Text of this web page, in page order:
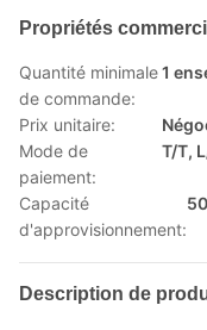
Propriétés
Quantité minimale
de commande:
1
Prix unitaire:
Mode de
paiement:
T/T,
Capacité
d'approvisionnement:
Description de